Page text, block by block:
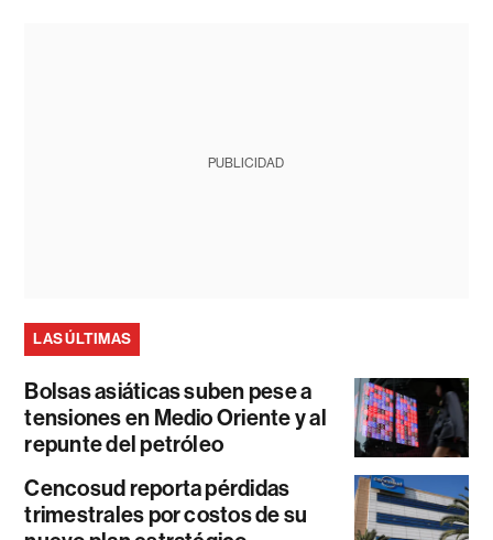
PUBLICIDAD
LAS ÚLTIMAS
Bolsas asiáticas suben pese a
tensiones en Medio Oriente y al
repunte del petróleo
Cencosud reporta pérdidas
trimestrales por costos de su